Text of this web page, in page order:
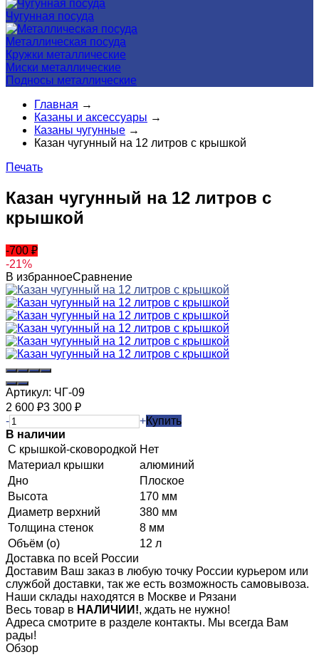
Чугунная посуда
Металлическая посуда
Кружки металлические
Миски металлические
Подносы металлические
Главная →
Казаны и аксессуары →
Казаны чугунные →
Казан чугунный на 12 литров с крышкой
Печать
Казан чугунный на 12 литров с
крышкой
-700 ₽
-21%
В избранноеСравнение
Артикул: ЧГ-09
2 600 ₽3 300 ₽
-
+Купить
В наличии
С крышкой-сковородкой Нет
Материал крышки
алюминий
Дно
Плоское
Высота
170 мм
Диаметр верхний
380 мм
Толщина стенок
8 мм
Объём (о)
12 л
Доставка по всей России
Доставим Ваш заказ в любую точку России курьером или
службой доставки, так же есть возможность самовывоза.
Наши склады находятся в Москве и Рязани
Весь товар в НАЛИЧИИ!, ждать не нужно!
Адреса смотрите в разделе контакты. Мы всегда Вам
рады!
Обзор